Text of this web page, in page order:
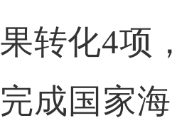
果转化4项
完成国家